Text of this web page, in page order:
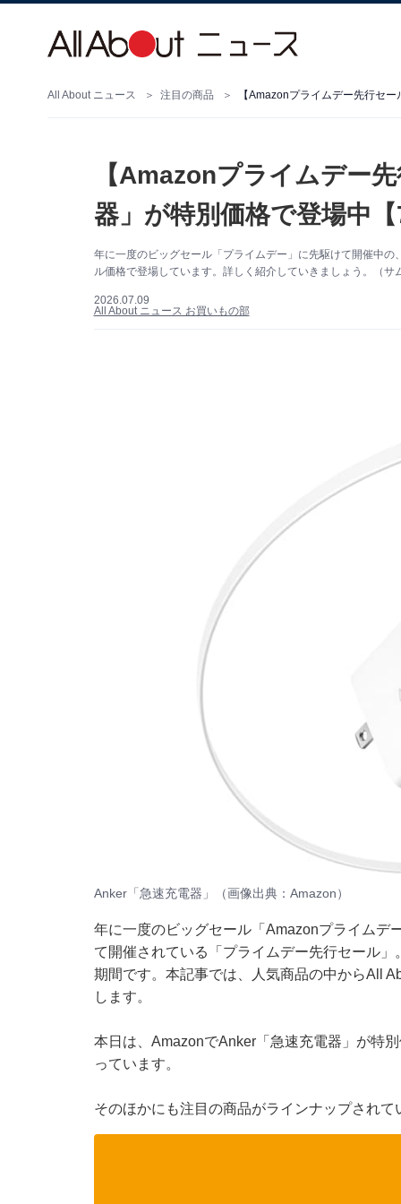
All About ニュース 注目の商品 【Amazonプライムデー先行セ
【Amazonプライムデー
器」が特別価格で登場中
年に一度のビッグセール「プライムデー」に先駆けて開催中
ル価格で登場しています。詳しく紹介していきましょう。（サ
2026.07.09
All About ニュース お買いもの部
Anker「急速充電器」（画像出典：Amazon）
年に一度のビッグセール「Amazonプライムデ
て開催されている「プライムデー先行セール
期間です。本記事では、人気商品の中からAll
します。
本日は、AmazonでAnker「急速充電器」が特
っています。
そのほかにも注目の商品がラインナップされ